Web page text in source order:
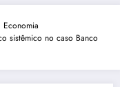
Economia
sistêmico no caso Banco